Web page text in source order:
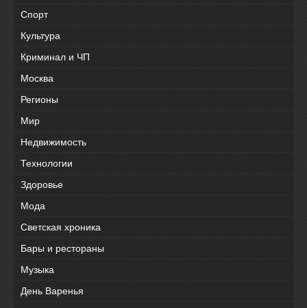
Спорт
Культура
Криминал и ЧП
Москва
Регионы
Мир
Недвижимость
Технологии
Здоровье
Мода
Светская хроника
Бары и рестораны
Музыка
День Варенья